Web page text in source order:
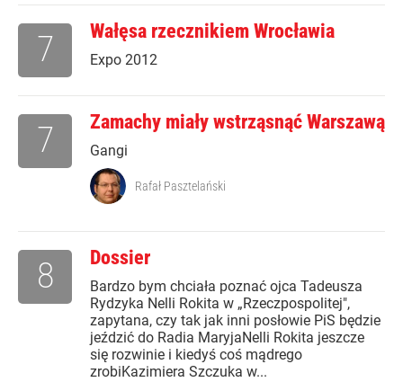
Wałęsa rzecznikiem Wrocławia
Expo 2012
7
Zamachy miały wstrząsnąć Warszawą
Gangi
7
Rafał Pasztelański
Dossier
Bardzo bym chciała poznać ojca Tadeusza
Rydzyka Nelli Rokita w „Rzeczpospolitej",
zapytana, czy tak jak inni posłowie PiS będzie
jeździć do Radia MaryjaNelli Rokita jeszcze
się rozwinie i kiedyś coś mądrego
zrobiKazimiera Szczuka w...
8